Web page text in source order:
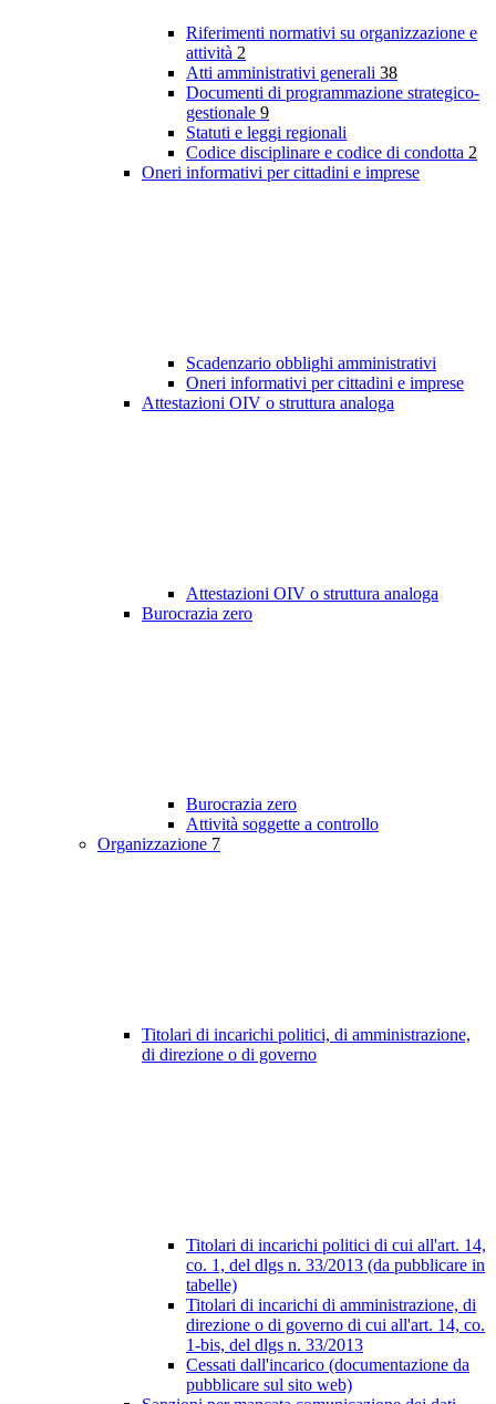
Riferimenti normativi su organizzazione e
attività 2
Atti amministrativi generali 38
Documenti di programmazione strategico-
gestionale 9
Statuti e leggi regionali
Codice disciplinare e codice di condotta 2
Oneri informativi per cittadini e imprese
Scadenzario obblighi amministrativi
Oneri informativi per cittadini e imprese
Attestazioni OIV o struttura analoga
Attestazioni OIV o struttura analoga
Burocrazia zero
Burocrazia zero
Attività soggette a controllo
Organizzazione 7
Titolari di incarichi politici, di amministrazione,
di direzione o di governo
Titolari di incarichi politici di cui all'art. 14,
co. 1, del dlgs n. 33/2013 (da pubblicare in
tabelle)
Titolari di incarichi di amministrazione, di
direzione o di governo di cui all'art. 14, co.
1-bis, del dlgs n. 33/2013
Cessati dall'incarico (documentazione da
pubblicare sul sito web)